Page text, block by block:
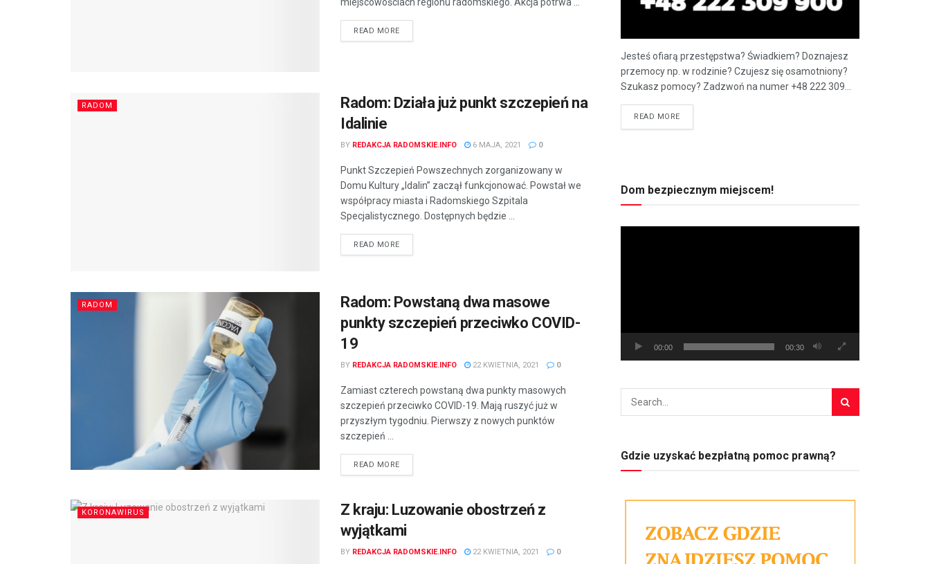
READ MORE
RADOM
Radom: Działa już punkt szczepień na
Idalinie
BY REDAKCJA RADOMSKIE.INFO 6 MAJA, 2021 0
Punkt Szczepień Powszechnych zorganizowany w
Domu Kultury „Idalin” zaczął funkcjonować. Powstał we
współpracy miasta i Radomskiego Szpitala
Specjalistycznego. Dostępnych będzie ...
READ MORE
RADOM
Radom: Powstaną dwa masowe
punkty szczepień przeciwko COVID-
19
BY REDAKCJA RADOMSKIE.INFO 22 KWIETNIA, 2021 0
Zamiast czterech powstaną dwa punkty masowych
szczepień przeciwko COVID-19. Mają ruszyć już w
przyszłym tygodniu. Pierwszy z nowych punktów
szczepień ...
READ MORE
KORONAWIRUS
Z kraju: Luzowanie obostrzeń z
wyjątkami
BY REDAKCJA RADOMSKIE.INFO 22 KWIETNIA, 2021 0
Jesteś ofiarą przestępstwa? Świadkiem? Doznajesz
przemocy np. w rodzinie? Czujesz się osamotniony?
Szukasz pomocy? Zadzwoń na numer +48 222 309...
READ MORE
Dom bezpiecznym miejscem!
00:00 00:30
Gdzie uzyskać bezpłatną pomoc prawną?